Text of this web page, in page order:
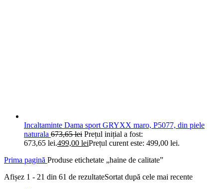
Incaltaminte Dama sport GRYXX maro, P5077, din piele
naturala 673,65lei Prețul inițial a fost:
673,65 lei.499,00 leiPrețul curent este: 499,00 lei.
Prima pagină Produse etichetate „haine de calitate”
Afișez 1 - 21 din 61 de rezultateSortat după cele mai recente